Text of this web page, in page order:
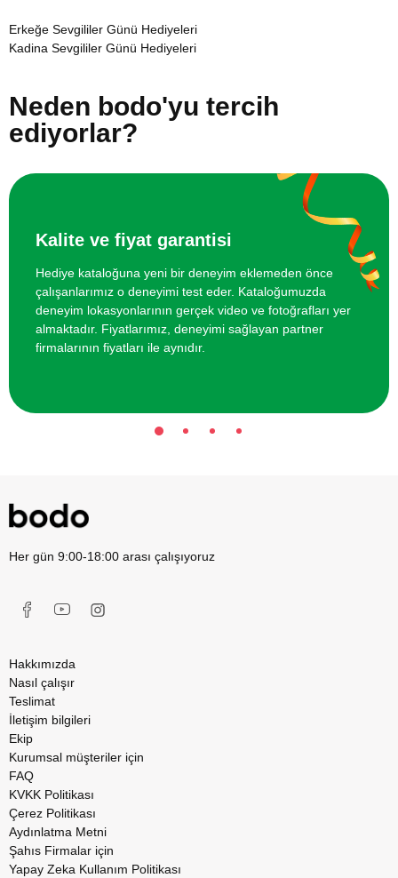
Arkadaş Grubu için İpli Parkur
Arkadaş Grubu için Kano Turu
Arkadaş Grubu için Ok Atışı Eğitimi
1400 TL
Erkeğe Sevgililer Günü Hediyeleri
Kadina Sevgililer Günü Hediyeleri
Neden bodo'yu tercih
ediyorlar?
Kalite ve fiyat garantisi
Hediye kataloğuna yeni bir deneyim eklemeden önce
çalışanlarımız o deneyimi test eder. Kataloğumuzda
deneyim lokasyonlarının gerçek video ve fotoğrafları yer
almaktadır. Fiyatlarımız, deneyimi sağlayan partner
firmalarının fiyatları ile aynıdır.
Her gün 9:00-18:00 arası çalışıyoruz
Hakkımızda
Nasıl çalışır
Teslimat
İletişim bilgileri
Ekip
Kurumsal müşteriler için
FAQ
KVKK Politikası
Çerez Politikası
Aydınlatma Metni
Şahıs Firmalar için
Yapay Zeka Kullanım Politikası